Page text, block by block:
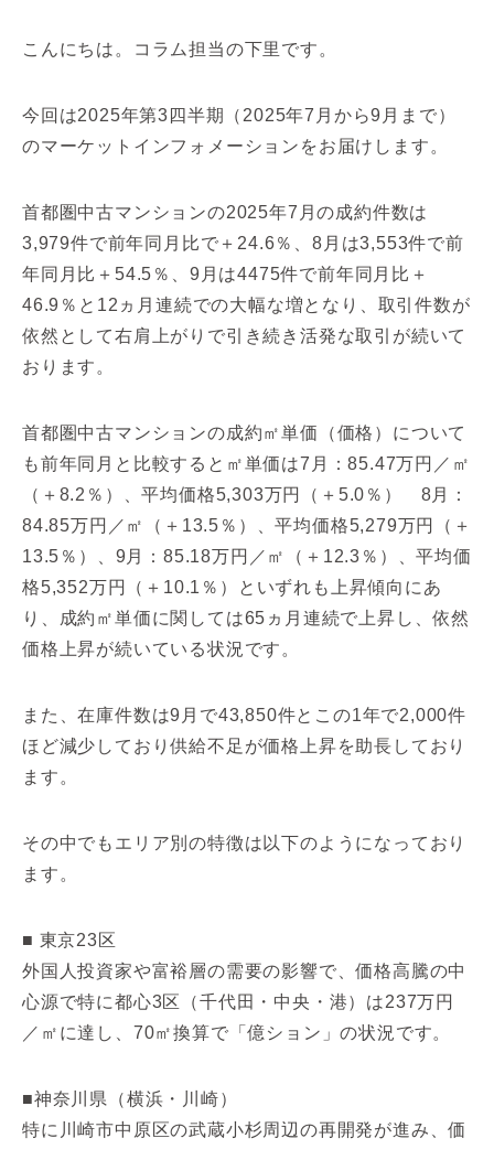
こんにちは。コラム担当の下里です。
今回は2025年第3四半期（2025年7月から9月まで）
のマーケットインフォメーションをお届けします。
首都圏中古マンションの2025年7月の成約件数は
3,979件で前年同月比で＋24.6％、8月は3,553件で前
年同月比＋54.5％、9月は4475件で前年同月比＋
46.9％と12ヵ月連続での大幅な増となり、取引件数が
依然として右肩上がりで引き続き活発な取引が続いて
おります。
首都圏中古マンションの成約㎡単価（価格）について
も前年同月と比較すると㎡単価は7月：85.47万円／㎡
（＋8.2％）、平均価格5,303万円（＋5.0％） 8月：
84.85万円／㎡（＋13.5％）、平均価格5,279万円（＋
13.5％）、9月：85.18万円／㎡（＋12.3％）、平均価
格5,352万円（＋10.1％）といずれも上昇傾向にあ
り、成約㎡単価に関しては65ヵ月連続で上昇し、依然
価格上昇が続いている状況です。
また、在庫件数は9月で43,850件とこの1年で2,000件
ほど減少しており供給不足が価格上昇を助長しており
ます。
その中でもエリア別の特徴は以下のようになっており
ます。
■ 東京23区
外国人投資家や富裕層の需要の影響で、価格高騰の中
心源で特に都心3区（千代田・中央・港）は237万円
／㎡に達し、70㎡換算で「億ション」の状況です。
■神奈川県（横浜・川崎）
特に川崎市中原区の武蔵小杉周辺の再開発が進み、価